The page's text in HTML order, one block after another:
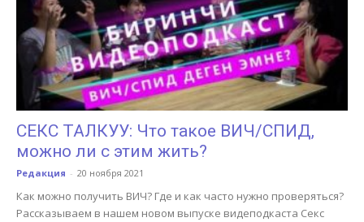
СЕКС ТАЛКУУ: Что такое ВИЧ/СПИД,
можно ли с этим жить?
Редакция - 20 ноября 2021
Как можно получить ВИЧ? Где и как часто нужно проверяться?
Рассказываем в нашем новом выпуске видеподкаста Секс